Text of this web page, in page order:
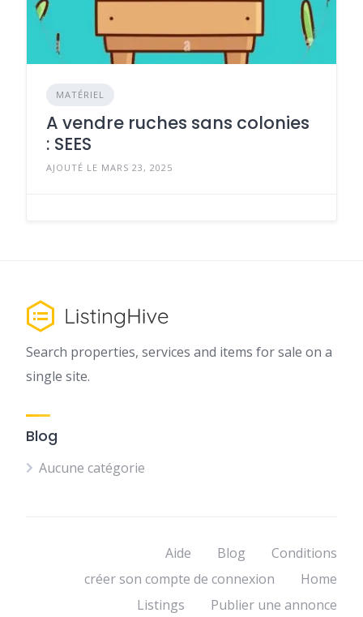
MATÉRIEL
A vendre ruches sans colonies
: SEES
AJOUTÉ LE MARS 23, 2025
Search properties, services and items for sale on a
single site.
Blog
Aucune catégorie
Aide Blog
Conditions
créer son compte de connexion
Home
Listings
Publier une annonce